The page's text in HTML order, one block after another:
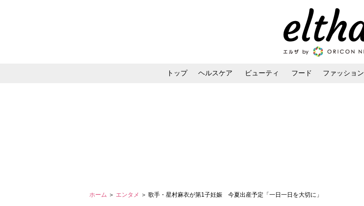
トップ ヘルスケア ビューティ フード ファッション
ホーム ＞ エンタメ ＞ 歌手・星村麻衣が第1子妊娠 今夏出産予定「一日一日を大切に」